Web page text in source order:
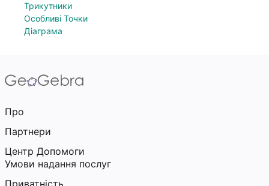
Трикутники
Особливі Точки
Діаграма
Про
Партнери
Центр Допомоги
Умови надання послуг
Приватність